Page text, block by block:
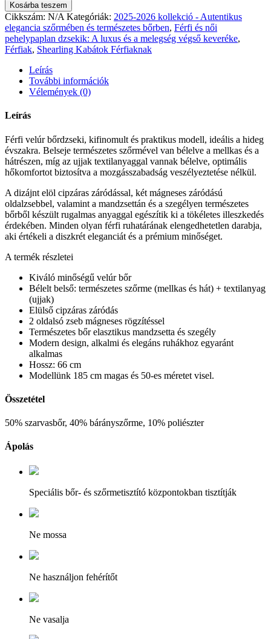
Kosárba teszem
Cikkszám: N/A Kategóriák: 2025-2026 kollekció - Autentikus
elegancia szőrmében és természetes bőrben, Férfi és női
pehelypaplan dzsekik: A luxus és a melegség végső keveréke,
Férfiak, Shearling Kabátok Férfiaknak
Leírás
További információk
Vélemények (0)
Leírás
Férfi velúr bőrdzseki, kifinomult és praktikus modell, ideális a hideg
évszakra. Belseje természetes szőrmével van bélelve a mellkas és a
hátrészen, míg az ujjak textilanyaggal vannak bélelve, optimális
hőkomfortot biztosítva a mozgásszabadság veszélyeztetése nélkül.
A dizájnt elöl cipzáras záródással, két mágneses záródású
oldalzsebbel, valamint a mandzsettán és a szegélyen természetes
bőrből készült rugalmas anyaggal egészítik ki a tökéletes illeszkedés
érdekében. Minden olyan férfi ruhatárának elengedhetetlen darabja,
aki értékeli a diszkrét eleganciát és a prémium minőséget.
A termék részletei
Kiváló minőségű velúr bőr
Bélelt belső: természetes szőrme (mellkas és hát) + textilanyag
(ujjak)
Elülső cipzáras záródás
2 oldalsó zseb mágneses rögzítéssel
Természetes bőr elasztikus mandzsetta és szegély
Modern design, alkalmi és elegáns ruhákhoz egyaránt
alkalmas
Hossz: 66 cm
Modellünk 185 cm magas és 50-es méretet visel.
Összetétel
50% szarvasbőr, 40% bárányszőrme, 10% poliészter
Ápolás
Speciális bőr- és szőrmetisztító központokban tisztítják
Ne mossa
Ne használjon fehérítőt
Ne vasalja